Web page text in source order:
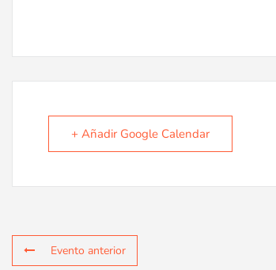
+ Añadir Google Calendar
Evento anterior